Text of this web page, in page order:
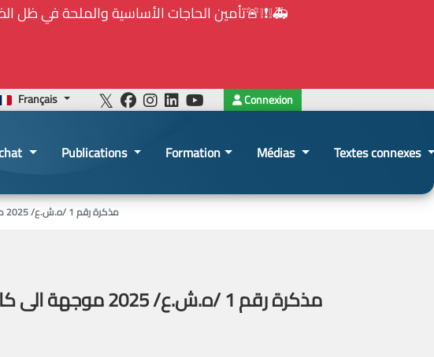
Français Connexion
Publications Formation Médias Textes connexes
مذكرة رقم 1 /ه.ش.ع/ 2025 موجهة الى كافة الجهات الخاضعة لأحكام قانون الشراء العام في موضوع نشر العقود الرضائية المسندة الى المادة 46 (فقرة 2)
مذكرة رقم 1 /